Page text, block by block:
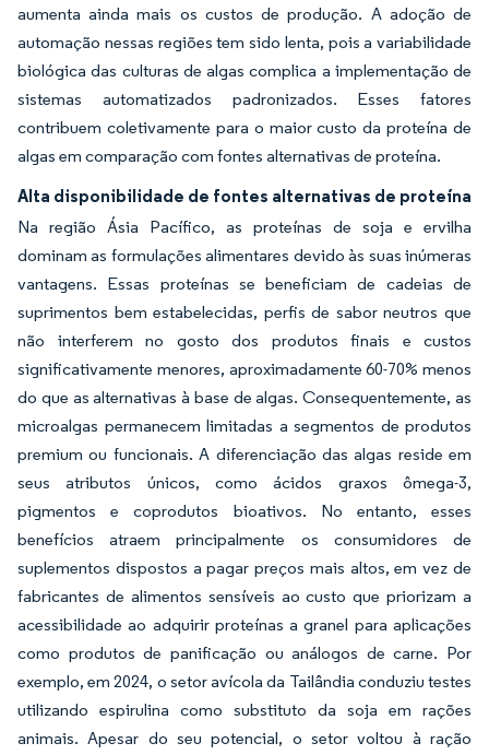
aumenta ainda mais os custos de produção. A adoção de
automação nessas regiões tem sido lenta, pois a variabilidade
biológica das culturas de algas complica a implementação de
sistemas automatizados padronizados. Esses fatores
contribuem coletivamente para o maior custo da proteína de
algas em comparação com fontes alternativas de proteína.
Alta disponibilidade de fontes alternativas de proteína
Na região Ásia Pacífico, as proteínas de soja e ervilha
dominam as formulações alimentares devido às suas inúmeras
vantagens. Essas proteínas se beneficiam de cadeias de
suprimentos bem estabelecidas, perfis de sabor neutros que
não interferem no gosto dos produtos finais e custos
significativamente menores, aproximadamente 60-70% menos
do que as alternativas à base de algas. Consequentemente, as
microalgas permanecem limitadas a segmentos de produtos
premium ou funcionais. A diferenciação das algas reside em
seus atributos únicos, como ácidos graxos ômega-3,
pigmentos e coprodutos bioativos. No entanto, esses
benefícios atraem principalmente os consumidores de
suplementos dispostos a pagar preços mais altos, em vez de
fabricantes de alimentos sensíveis ao custo que priorizam a
acessibilidade ao adquirir proteínas a granel para aplicações
como produtos de panificação ou análogos de carne. Por
exemplo, em 2024, o setor avícola da Tailândia conduziu testes
utilizando espirulina como substituto da soja em rações
animais. Apesar do seu potencial, o setor voltou à ração